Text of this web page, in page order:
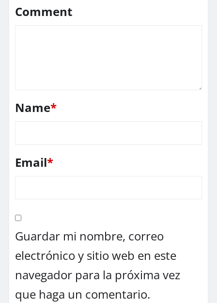
Comment
Name*
Email*
Guardar mi nombre, correo
electrónico y sitio web en este
navegador para la próxima vez
que haga un comentario.